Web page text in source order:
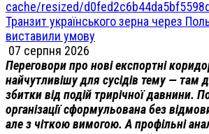
Транзит українського зерна через
виставили умову
07 серпня 2026
Переговори про нові експортні
найчутливішу для сусідів тему — там
збитки від подій трирічної давнини.
організації сформульована без
але з чіткою вимогою. А профільні